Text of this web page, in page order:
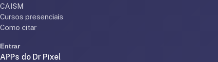
CAISM
Cursos presenciais
Como citar
Entrar
APPs do Dr Pixel